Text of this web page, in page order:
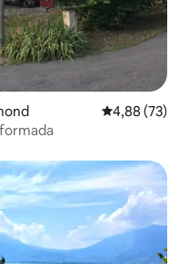
4,88 de uma
4,88 (73)